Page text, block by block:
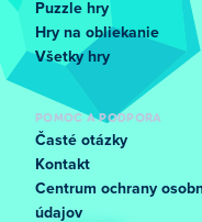
Puzzle hry
Hry na obliekanie
Všetky hry
POMOC A PODPORA
Časté otázky
Kontakt
Centrum ochrany
údajov